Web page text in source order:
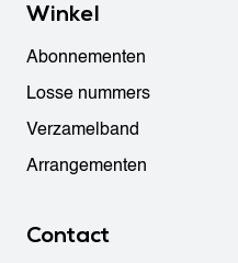
Winkel
Abonnementen
Losse nummers
Verzamelband
Arrangementen
Contact